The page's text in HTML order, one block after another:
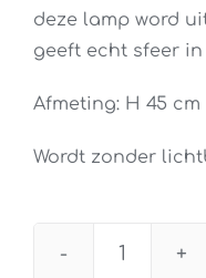
deze lamp word
geeft echt sfeer
Afmeting: H 45
Wordt zonder